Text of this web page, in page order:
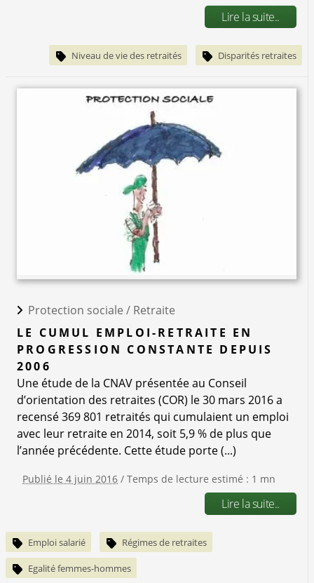
Lire la suite..
Niveau de vie des retraités Disparités retraites
Protection sociale / Retraite
LE CUMUL EMPLOI-RETRAITE EN
PROGRESSION CONSTANTE DEPUIS
2006
Une étude de la CNAV présentée au Conseil
d’orientation des retraites (COR) le 30 mars 2016 a
recensé 369 801 retraités qui cumulaient un emploi
avec leur retraite en 2014, soit 5,9 % de plus que
l’année précédente. Cette étude porte (...)
Publié le 4 juin 2016 / Temps de lecture estimé : 1 mn
Lire la suite..
Emploi salarié Régimes de retraites
Egalité femmes-hommes